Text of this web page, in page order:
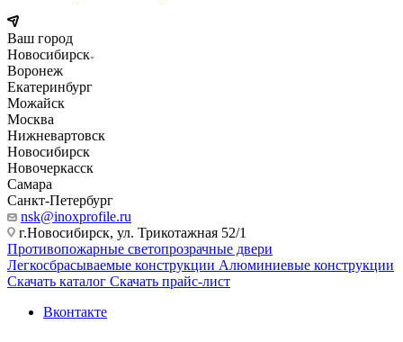
Ваш город
Новосибирск
Воронеж
Екатеринбург
Можайск
Москва
Нижневартовск
Новосибирск
Новочеркасск
Самара
Санкт-Петербург
nsk@inoxprofile.ru
г.Новосибирск, ул. Трикотажная 52/1
Противопожарные светопрозрачные двери
Легкосбрасываемые конструкции Алюминиевые конструкции
Скачать каталог Скачать прайс-лист
Вконтакте